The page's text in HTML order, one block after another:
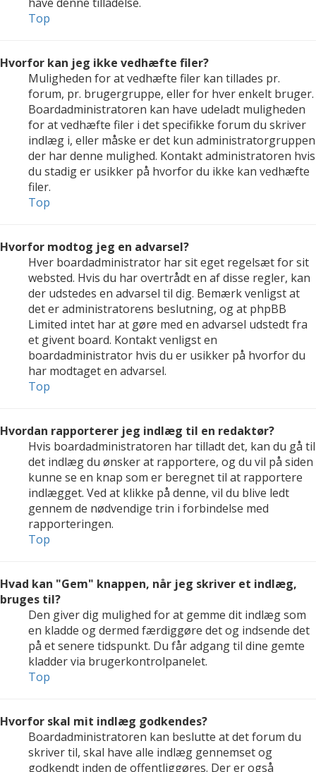
Top
Hvorfor kan jeg ikke vedhæfte filer?
Muligheden for at vedhæfte filer kan tillades pr.
forum, pr. brugergruppe, eller for hver enkelt bruger.
Boardadministratoren kan have udeladt muligheden
for at vedhæfte filer i det specifikke forum du skriver
indlæg i, eller måske er det kun administratorgruppen
der har denne mulighed. Kontakt administratoren hvis
du stadig er usikker på hvorfor du ikke kan vedhæfte
filer.
Top
Hvorfor modtog jeg en advarsel?
Hver boardadministrator har sit eget regelsæt for sit
websted. Hvis du har overtrådt en af disse regler, kan
der udstedes en advarsel til dig. Bemærk venligst at
det er administratorens beslutning, og at phpBB
Limited intet har at gøre med en advarsel udstedt fra
et givent board. Kontakt venligst en
boardadministrator hvis du er usikker på hvorfor du
har modtaget en advarsel.
Top
Hvordan rapporterer jeg indlæg til en redaktør?
Hvis boardadministratoren har tilladt det, kan du gå til
det indlæg du ønsker at rapportere, og du vil på siden
kunne se en knap som er beregnet til at rapportere
indlægget. Ved at klikke på denne, vil du blive ledt
gennem de nødvendige trin i forbindelse med
rapporteringen.
Top
Hvad kan "Gem" knappen, når jeg skriver et indlæg,
bruges til?
Den giver dig mulighed for at gemme dit indlæg som
en kladde og dermed færdiggøre det og indsende det
på et senere tidspunkt. Du får adgang til dine gemte
kladder via brugerkontrolpanelet.
Top
Hvorfor skal mit indlæg godkendes?
Boardadministratoren kan beslutte at det forum du
skriver til, skal have alle indlæg gennemset og
godkendt inden de offentliggøres. Der er også